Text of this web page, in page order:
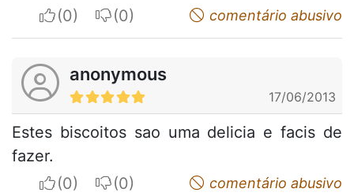
I apreciateI do not appreciatecomentário abusivo
anonymous
17/06/2013
Estes biscoitos sao uma delicia e facis de
fazer.
I apreciateI do not appreciatecomentário abusivo